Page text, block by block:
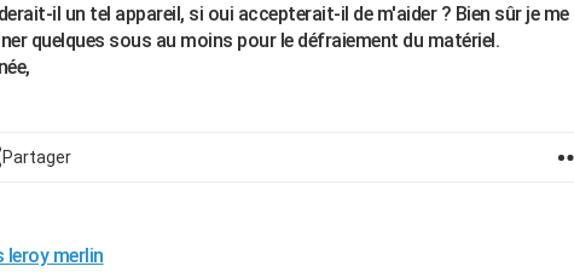
il un tel appareil, si oui accepterait-il de m'aider ? Bien sûr je me
quelques sous au moins pour le défraiement du matériel.
Partager
merlin